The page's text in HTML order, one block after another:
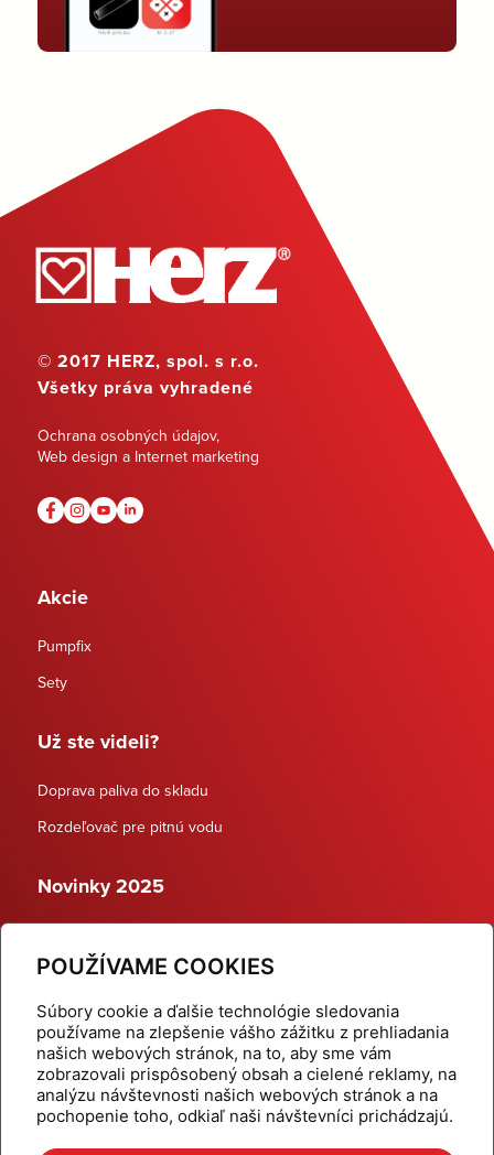
POUŽÍVAME COOKIES
Súbory cookie a ďalšie technológie sledovania
používame na zlepšenie vášho zážitku z prehliadania
našich webových stránok, na to, aby sme vám
zobrazovali prispôsobený obsah a cielené reklamy, na
analýzu návštevnosti našich webových stránok a na
pochopenie toho, odkiaľ naši návštevníci prichádzajú.
© 2017 HERZ, spol. s r.o.
Všetky práva vyhradené
Ochrana osobných údajov,
Web design a Internet marketing
Akcie
Pumpfix
Sety
Už ste videli?
Doprava paliva do skladu
Rozdeľovač pre pitnú vodu
Novinky 2025
Dynamické termostatické ventily
Domov
Produkty
Aktuality
Odber šikovné tipy